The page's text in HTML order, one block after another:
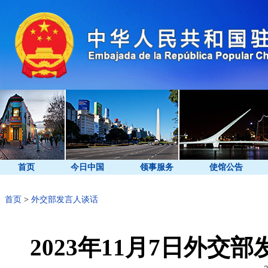
首页 今日中国 领事服务 使馆公告
首页 > 外交部发言人谈话
2023年11月7日外交